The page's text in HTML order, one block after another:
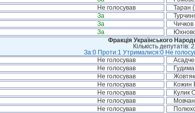
Не голосував Таран
За
За
За
Фракція Українського
Кількість депутатів:
За:0 Проти:1 Утрималися:0 Не
Не голосував
Не голосував
Не голосував
Не голосував Кожин
Не голосував Кулик
Не голосував
Не голосував